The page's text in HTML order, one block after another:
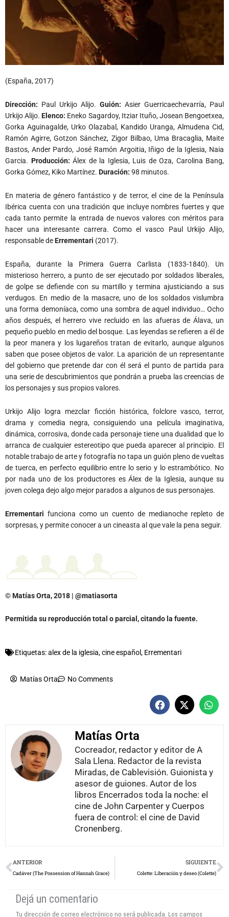
(España, 2017)
Dirección: Paul Urkijo Alijo. Guión: Asier Guerricaechevarría, Paul
Urkijo Alijo.Elenco: Eneko Sagardoy, Itziar Ituño, Josean Bengoetxea,
Gorka Aguinagalde, Urko Olazabal, Kandido Uranga, Almudena Cid,
Ramón Agirre, Gotzon Sánchez, Zigor Bilbao, Uma Bracaglia, Maite
Bastos, Ander Pardo, José Ramón Argoitia, Iñigo de la Iglesia, Naia
Garcia. Producción: Álex de la Iglesia, Luis de Oza, Carolina Bang,
Gorka Gómez, Kiko Martínez. Duración: 98 minutos.
En materia de género fantástico y de terror, el cine de la Península
Ibérica cuenta con una tradición que incluye nombres fuertes y que
cada tanto permite la entrada de nuevos valores con méritos para
hacer una interesante carrera. Como el vasco Paul Urkijo Alijo,
responsable deErrementari (2017).
España, durante la Primera Guerra Carlista (1833-1840). Un
misterioso herrero, a punto de ser ejecutado por soldados liberales,
de golpe se defiende con su martillo y termina ajusticiando a sus
verdugos. En medio de la masacre, uno de los soldados vislumbra
una forma demoníaca, como una sombra de aquel individuo… Ocho
años después, el herrero vive recluido en las afueras de Álava, un
pequeño pueblo en medio del bosque. Las leyendas se refieren a él de
la peor manera y los lugareños tratan de evitarlo, aunque algunos
saben que posee objetos de valor. La aparición de un representante
del gobierno que pretende dar con él será el punto de partida para
una serie de descubrimientos que pondrán a prueba las creencias de
los personajes y sus propios valores.
Urkijo Alijo logra mezclar ficción histórica, folclore vasco, terror,
drama y comedia negra, consiguiendo una película imaginativa,
dinámica, corrosiva, donde cada personaje tiene una dualidad que lo
arranca de cualquier estereotipo que pueda aparecer al principio. El
notable trabajo de arte y fotografía no tapa un guión pleno de vueltas
de tuerca, en perfecto equilibrio entre lo serio y lo estrambótico. No
por nada uno de los productores es Álex de la Iglesia, aunque su
joven colega dejo algo mejor parados a algunos de sus personajes.
Errementari funciona como un cuento de medianoche repleto de
sorpresas, y permite conocer a un cineasta al que vale la pena seguir.
© Matías Orta, 2018 | @matiasorta
Permitida su reproducción total o parcial, citando la fuente.
Etiquetas:alex de la iglesia,cine español, Errementari
Matías Orta No Comments
Matías Orta
Cocreador, redactor y editor de A
Sala Llena. Redactor de la revista
Miradas, de Cablevisión. Guionista y
asesor de guiones. Autor de los
libros Encerrados toda la noche: el
cine de John Carpenter y Cuerpos
fuera de control: el cine de David
Cronenberg.
Prev
ANTERIOR
Cadáver (The Possession of Hannah Grace)
SIGUIENTE
Colette: Liberación y deseo (Colette)
Dejá un comentario
Tu dirección de correo electrónico no será publicada. Los campos